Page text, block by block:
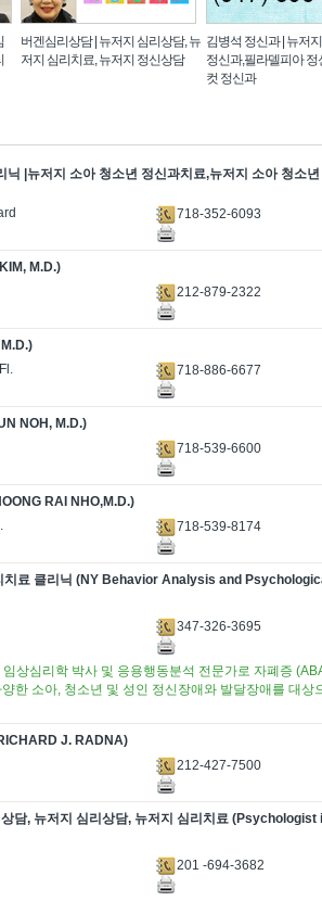
버겐심리상담 | 뉴저지 심리상담, 뉴
저지 심리치료, 뉴저지 정신상담
김병석 정신과 | 뉴저
정신과,필라델피아 정
컷 정신과
닉 |뉴저지 소아 청소년 정신과치료,뉴저지 소아 청소
718-352-6093
M.D.)
212-879-2322
718-886-6677
NOH, M.D.)
718-539-6600
RAI NHO,M.D.)
718-539-8174
치료 클리닉 (NY Behavior Analysis and
347-326-3695
상심리학 박사 및 응용행동분석 전문가로 자폐증
한 소아, 청소년 및 성인 정신장애와 발달장애를 대
J. RADNA)
212-427-7500
담, 뉴저지 심리상담, 뉴저지 심리치료
201 -694-3682